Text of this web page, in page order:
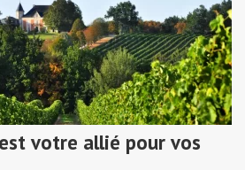
votre allié pour vos